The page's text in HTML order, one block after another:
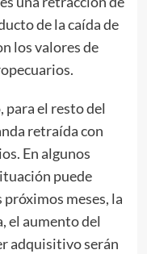
de la caída de
los valores de
para el resto del
retraída con
En algunos
puede
meses, la
el aumento del
adquisitivo serán